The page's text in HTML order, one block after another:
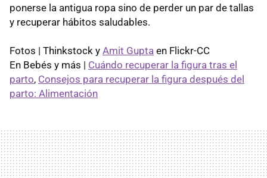
ponerse la antigua ropa sino de perder un par de tallas
y recuperar hábitos saludables.
Fotos | Thinkstock y Amit Gupta en Flickr-CC
En Bebés y más | Cuándo recuperar la figura tras el
parto, Consejos para recuperar la figura después del
parto: Alimentación